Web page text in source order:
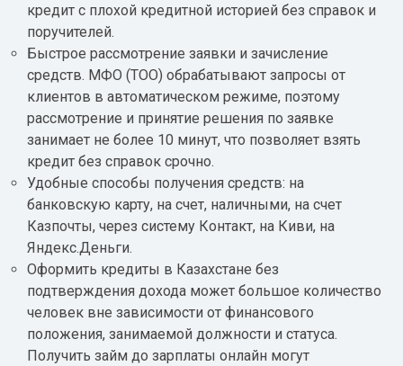
кредит с плохой кредитной историей без справок и
поручителей.
Быстрое рассмотрение заявки и зачисление
средств. МФО (ТОО) обрабатывают запросы от
клиентов в автоматическом режиме, поэтому
рассмотрение и принятие решения по заявке
занимает не более 10 минут, что позволяет взять
кредит без справок срочно.
Удобные способы получения средств: на
банковскую карту, на счет, наличными, на счет
Казпочты, через систему Контакт, на Киви, на
Яндекс.Деньги.
Оформить кредиты в Казахстане без
подтверждения дохода может большое количество
человек вне зависимости от финансового
положения, занимаемой должности и статуса.
Получить займ до зарплаты онлайн могут